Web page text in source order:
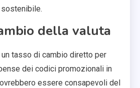
della valuta
tasso di cambio diretto per
dei codici promozionali in
essere consapevoli del